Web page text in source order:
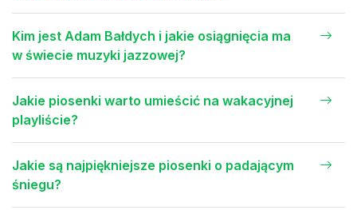
Kim jest Adam Bałdych i jakie osiągnięcia ma
w świecie muzyki jazzowej?
Jakie piosenki warto umieścić na wakacyjnej
playliście?
Jakie są najpiękniejsze piosenki o padającym
śniegu?